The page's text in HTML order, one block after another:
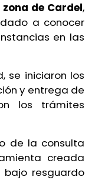
zona de Cardel,
a conocer
en las
se iniciaron los
y entrega de
los trámites
de la consulta
creada
bajo resguardo